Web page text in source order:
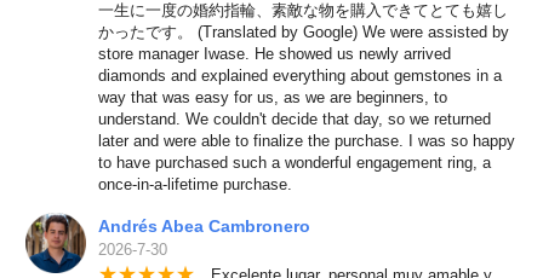
一生に一度の婚約指輪、素敵な物を購入できてとても嬉し
かったです。 (Translated by Google) We were assisted by
store manager Iwase. He showed us newly arrived
diamonds and explained everything about gemstones in a
way that was easy for us, as we are beginners, to
understand. We couldn't decide that day, so we returned
later and were able to finalize the purchase. I was so happy
to have purchased such a wonderful engagement ring, a
once-in-a-lifetime purchase.
Andrés Abea Cambronero
2026-7-30